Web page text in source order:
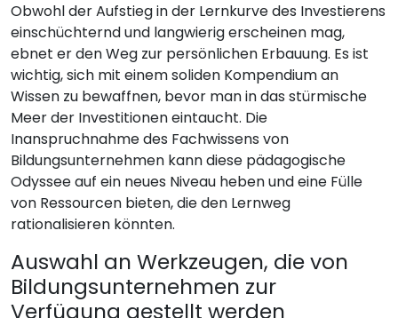
Obwohl der Aufstieg in der Lernkurve des Investierens
einschüchternd und langwierig erscheinen mag,
ebnet er den Weg zur persönlichen Erbauung. Es ist
wichtig, sich mit einem soliden Kompendium an
Wissen zu bewaffnen, bevor man in das stürmische
Meer der Investitionen eintaucht. Die
Inanspruchnahme des Fachwissens von
Bildungsunternehmen kann diese pädagogische
Odyssee auf ein neues Niveau heben und eine Fülle
von Ressourcen bieten, die den Lernweg
rationalisieren könnten.
Auswahl an Werkzeugen, die von
Bildungsunternehmen zur
Verfügung gestellt werden